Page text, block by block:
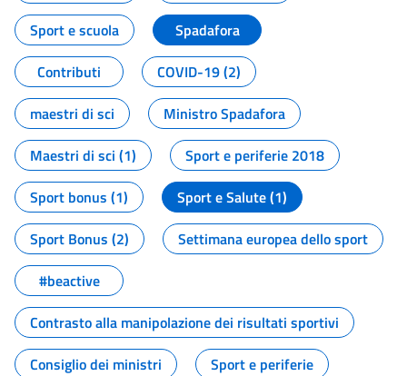
Sport e scuola
Spadafora
Contributi
COVID-19 (2)
maestri di sci
Ministro Spadafora
Maestri di sci (1)
Sport e periferie 2018
Sport bonus (1)
Sport e Salute (1)
Sport Bonus (2)
Settimana europea dello sport
#beactive
Contrasto alla manipolazione dei risultati sportivi
Consiglio dei ministri
Sport e periferie